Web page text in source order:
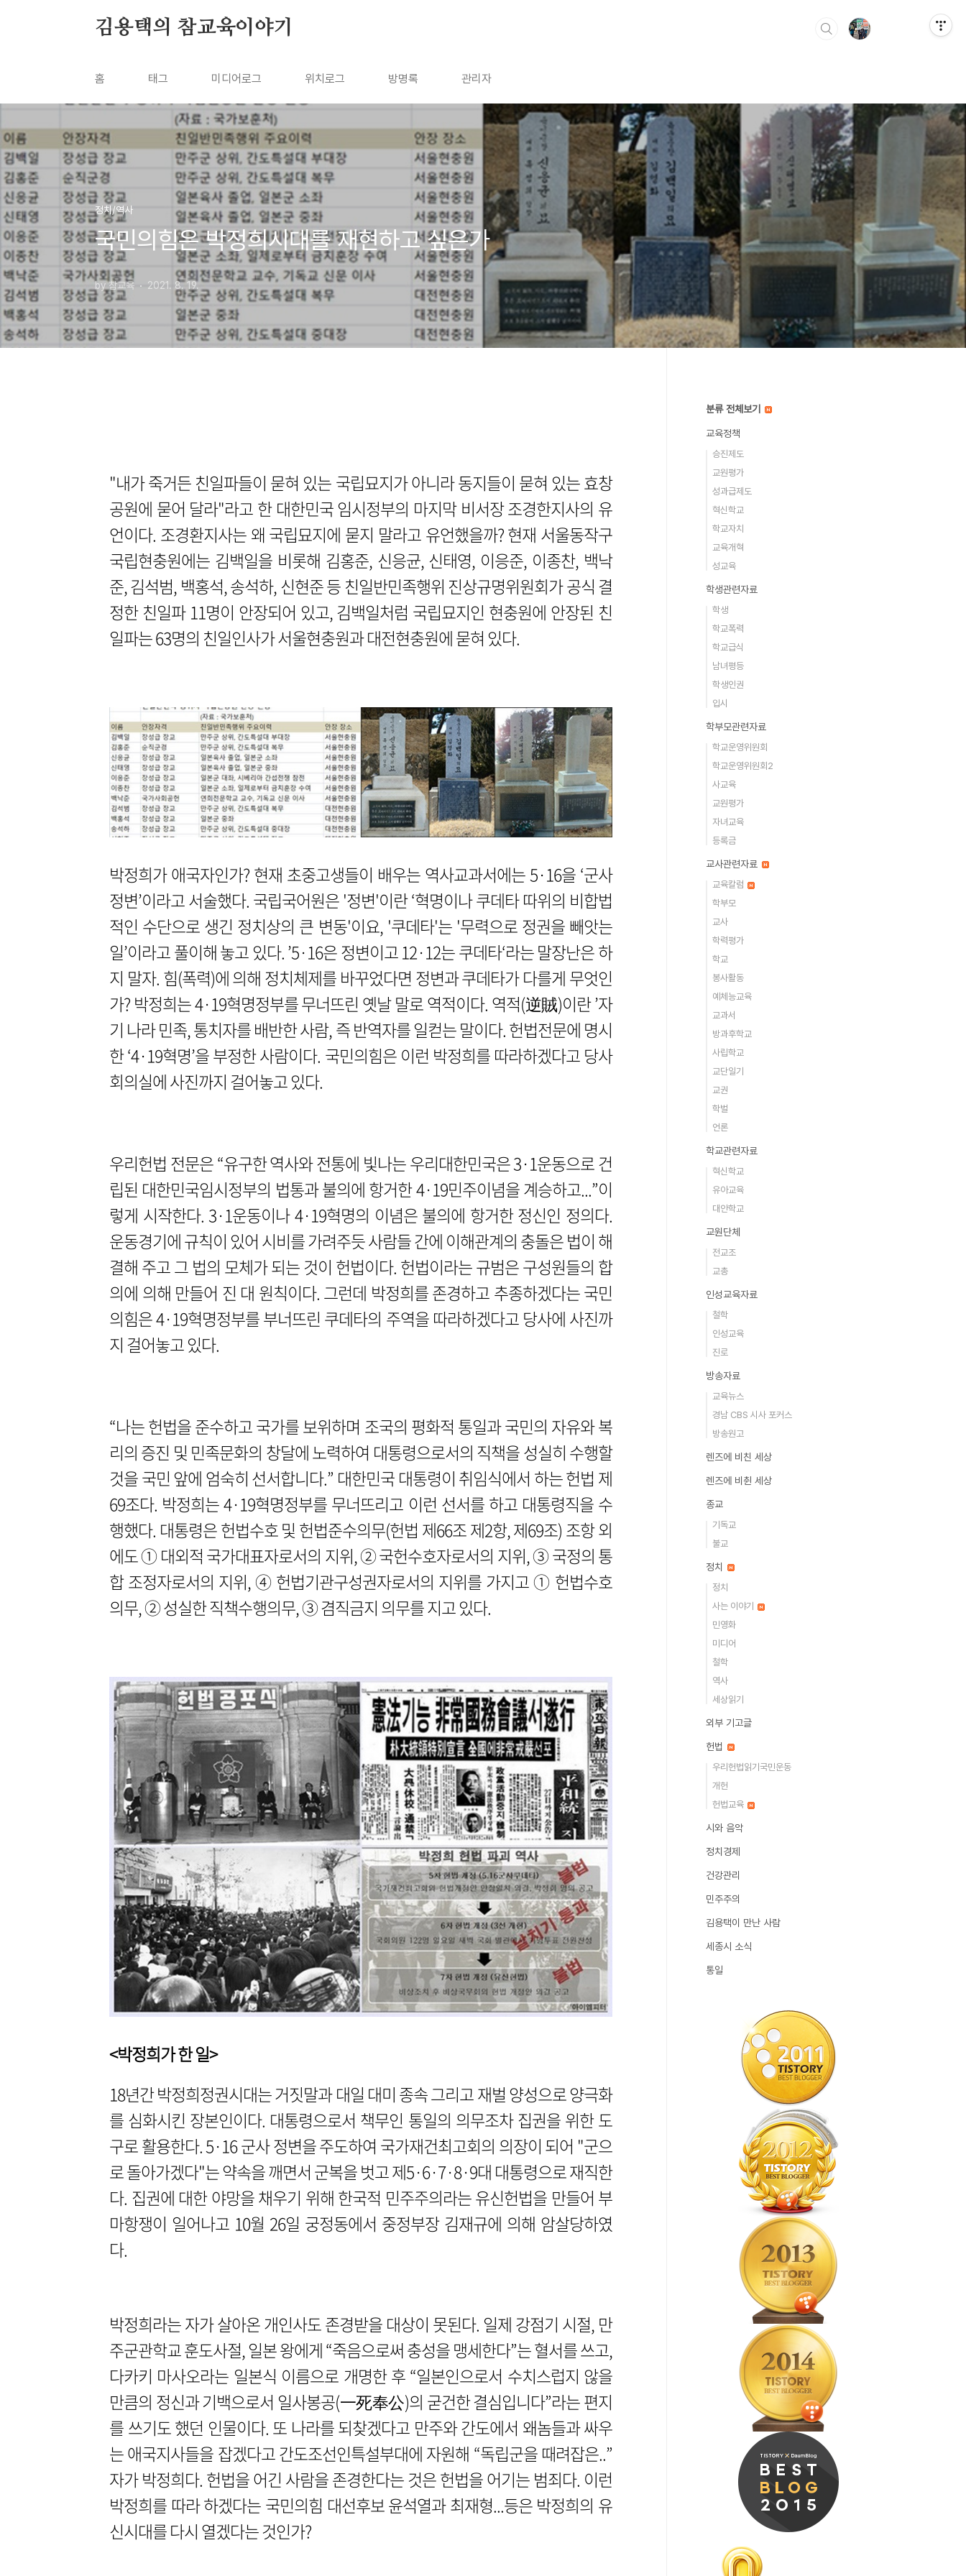
김용택의 참교육이야기
홈 태그 미디어로그 위치로그 방명록 관리자
정치/역사
국민의힘은 박정희시대를 재현하고 싶은가
by 참교육 2021. 8. 19.
"내가 죽거든 친일파들이 묻혀 있는 국립묘지가 아니라 동지들이 묻혀 있는 효창
공원에 묻어 달라"라고 한 대한민국 임시정부의 마지막 비서장 조경한지사의 유
언이다. 조경환지사는 왜 국립묘지에 묻지 말라고 유언했을까? 현재 서울동작구
국립현충원에는 김백일을 비롯해 김홍준, 신응균, 신태영, 이응준, 이종찬, 백낙
준, 김석범, 백홍석, 송석하, 신현준 등 친일반민족행위 진상규명위원회가 공식 결
정한 친일파 11명이 안장되어 있고, 김백일처럼 국립묘지인 현충원에 안장된 친
일파는 63명의 친일인사가 서울현충원과 대전현충원에 묻혀 있다.
박정희가 애국자인가? 현재 초중고생들이 배우는 역사교과서에는 5·16을 ‘군사
정변’이라고 서술했다. 국립국어원은 '정변'이란 ‘혁명이나 쿠데타 따위의 비합법
적인 수단으로 생긴 정치상의 큰 변동'이요, '쿠데타'는 '무력으로 정권을 빼앗는
일’이라고 풀이해 놓고 있다. ’5·16은 정변이고 12·12는 쿠데타‘라는 말장난은 하
지 말자. 힘(폭력)에 의해 정치체제를 바꾸었다면 정변과 쿠데타가 다를게 무엇인
가? 박정희는 4·19혁명정부를 무너뜨린 옛날 말로 역적이다. 역적(逆賊)이란 ’자
기 나라 민족, 통치자를 배반한 사람, 즉 반역자를 일컫는 말이다. 헌법전문에 명시
한 ‘4·19혁명’을 부정한 사람이다. 국민의힘은 이런 박정희를 따라하겠다고 당사
회의실에 사진까지 걸어놓고 있다.
우리헌법 전문은 “유구한 역사와 전통에 빛나는 우리대한민국은 3·1운동으로 건
립된 대한민국임시정부의 법통과 불의에 항거한 4·19민주이념을 계승하고...”이
렇게 시작한다. 3·1운동이나 4·19혁명의 이념은 불의에 항거한 정신인 정의다.
운동경기에 규칙이 있어 시비를 가려주듯 사람들 간에 이해관계의 충돌은 법이 해
결해 주고 그 법의 모체가 되는 것이 헌법이다. 헌법이라는 규범은 구성원들의 합
의에 의해 만들어 진 대 원칙이다. 그런데 박정희를 존경하고 추종하겠다는 국민
의힘은 4·19혁명정부를 부너뜨린 쿠데타의 주역을 따라하겠다고 당사에 사진까
지 걸어놓고 있다.
“나는 헌법을 준수하고 국가를 보위하며 조국의 평화적 통일과 국민의 자유와 복
리의 증진 및 민족문화의 창달에 노력하여 대통령으로서의 직책을 성실히 수행할
것을 국민 앞에 엄숙히 선서합니다.” 대한민국 대통령이 취임식에서 하는 헌법 제
69조다. 박정희는 4·19혁명정부를 무너뜨리고 이런 선서를 하고 대통령직을 수
행했다. 대통령은 헌법수호 및 헌법준수의무(헌법 제66조 제2항, 제69조) 조항 외
에도 ① 대외적 국가대표자로서의 지위, ② 국헌수호자로서의 지위, ③ 국정의 통
합 조정자로서의 지위, ④ 헌법기관구성권자로서의 지위를 가지고 ① 헌법수호
의무, ② 성실한 직책수행의무, ③ 겸직금지 의무를 지고 있다.
<박정희가 한 일>
18년간 박정희정권시대는 거짓말과 대일 대미 종속 그리고 재벌 양성으로 양극화
를 심화시킨 장본인이다. 대통령으로서 책무인 통일의 의무조차 집권을 위한 도
구로 활용한다. 5·16 군사 정변을 주도하여 국가재건최고회의 의장이 되어 "군으
로 돌아가겠다"는 약속을 깨면서 군복을 벗고 제5·6·7·8·9대 대통령으로 재직한
다. 집권에 대한 야망을 채우기 위해 한국적 민주주의라는 유신헌법을 만들어 부
마항쟁이 일어나고 10월 26일 궁정동에서 중정부장 김재규에 의해 암살당하였
다.
박정희라는 자가 살아온 개인사도 존경받을 대상이 못된다. 일제 강점기 시절, 만
주군관학교 훈도사절, 일본 왕에게 “죽음으로써 충성을 맹세한다”는 혈서를 쓰고,
다카키 마사오라는 일본식 이름으로 개명한 후 “일본인으로서 수치스럽지 않을
만큼의 정신과 기백으로서 일사봉공(一死奉公)의 굳건한 결심입니다”라는 편지
를 쓰기도 했던 인물이다. 또 나라를 되찾겠다고 만주와 간도에서 왜놈들과 싸우
는 애국지사들을 잡겠다고 간도조선인특설부대에 자원해 “독립군을 때려잡은..”
자가 박정희다. 헌법을 어긴 사람을 존경한다는 것은 헌법을 어기는 범죄다. 이런
박정희를 따라 하겠다는 국민의힘 대선후보 윤석열과 최재형...등은 박정희의 유
신시대를 다시 열겠다는 것인가?
분류 전체보기
교육정책
승진제도
교원평가
성과급제도
혁신학교
학교자치
교육개혁
성교육
학생관련자료
학생
학교폭력
학교급식
남녀평등
학생인권
입시
학부모관련자료
학교운영위원회
학교운영위원회2
사교육
교원평가
자녀교육
등록금
교사관련자료
교육칼럼
학부모
교사
학력평가
학교
봉사활동
예체능교육
교과서
방과후학교
사립학교
교단일기
교권
학벌
언론
학교관련자료
혁신학교
유아교육
대안학교
교원단체
전교조
교총
인성교육자료
철학
인성교육
진로
방송자료
교육뉴스
경남 CBS 시사 포커스
방송원고
렌즈에 비친 세상
렌즈에 비췬 세상
종교
기독교
불교
정치
정치
사는 이야기
민영화
미디어
철학
역사
세상읽기
외부 기고글
헌법
우리헌법읽기국민운동
개헌
헌법교육
시와 음악
정치경제
건강관리
민주주의
김용택이 만난 사람
세종시 소식
통일